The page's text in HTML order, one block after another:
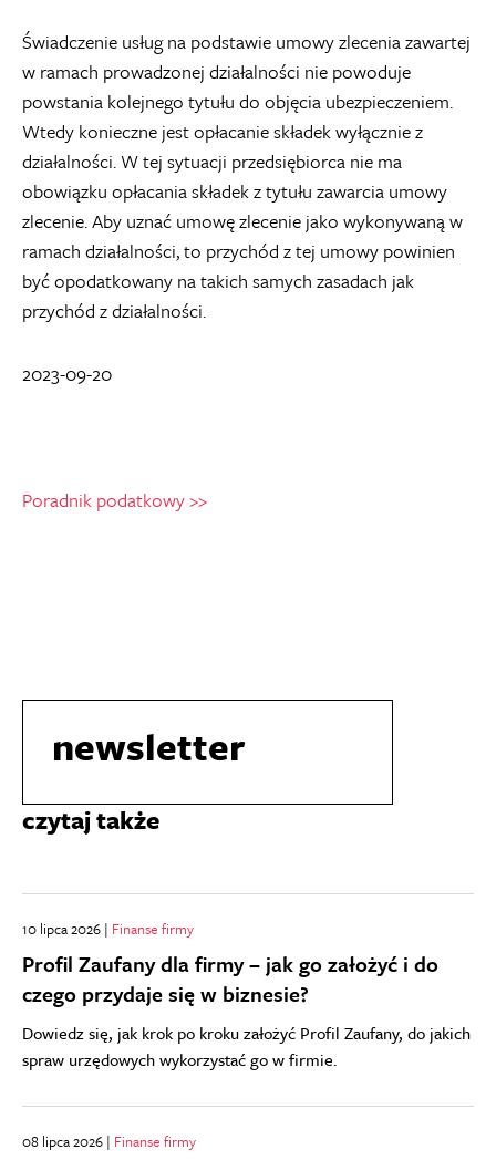
Świadczenie usług na podstawie umowy zlecenia zawartej
w ramach prowadzonej działalności nie powoduje
powstania kolejnego tytułu do objęcia ubezpieczeniem.
Wtedy konieczne jest opłacanie składek wyłącznie z
działalności. W tej sytuacji przedsiębiorca nie ma
obowiązku opłacania składek z tytułu zawarcia umowy
zlecenie. Aby uznać umowę zlecenie jako wykonywaną w
ramach działalności, to przychód z tej umowy powinien
być opodatkowany na takich samych zasadach jak
przychód z działalności.
2023-09-20
Poradnik podatkowy >>
newsletter
czytaj także
10 lipca 2026 | Finanse firmy
Profil Zaufany dla firmy – jak go założyć i do
czego przydaje się w biznesie?
Dowiedz się, jak krok po kroku założyć Profil Zaufany, do jakich
spraw urzędowych wykorzystać go w firmie.
08 lipca 2026 | Finanse firmy